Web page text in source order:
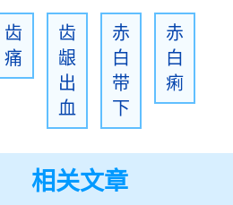
齿
痛
齿
龈
出
血
赤
白
带
下
赤
白
痢
相关文章